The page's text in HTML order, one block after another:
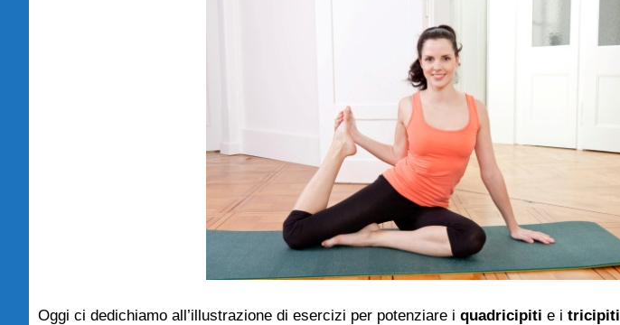
Oggi ci dedichiamo all’illustrazione di esercizi per potenziare i quadricipiti e i tricipiti